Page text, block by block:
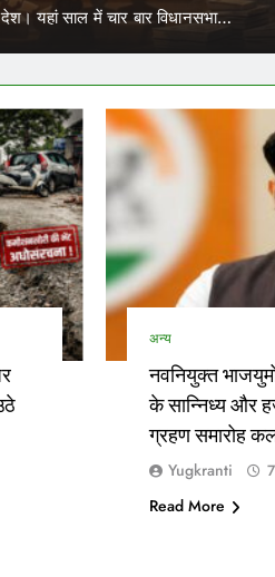
कर सकेंगे काम
निगम में कार्यरत आउटसोर्स
अन्य
नवनियुक्त
के सान्निध्य और
ग्रहण समारोह
Yugkranti
Read More